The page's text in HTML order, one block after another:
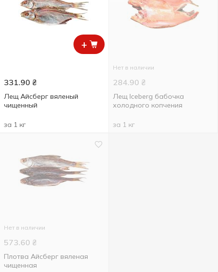
+
331.90 ₴
Лещ Айсберг вяленый
чищенный
за 1 кг
Нет в наличии
284.90 ₴
Лещ Iceberg бабочка
холодного копчения
за 1 кг
Нет в наличии
573.60 ₴
Плотва Айсберг вяленая
чищенная